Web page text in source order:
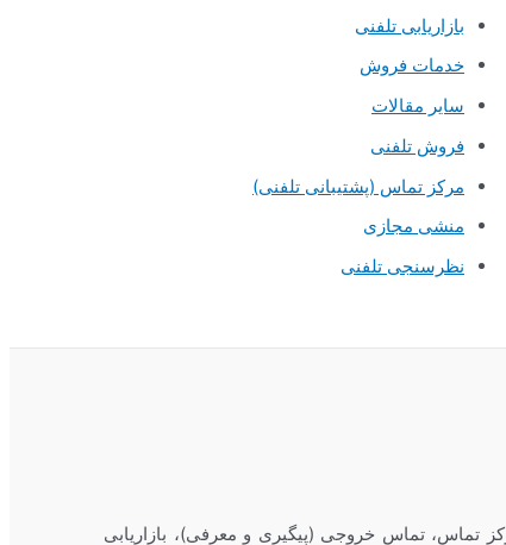
بازاریابی تلفنی
خدمات فروش
سایر مقالات
فروش تلفنی
مرکز تماس (پشتیبانی تلفنی)
منشی مجازی
نظرسنجی تلفنی
تماس، تماس خروجی (پیگیری و معرفی)، بازاریابی